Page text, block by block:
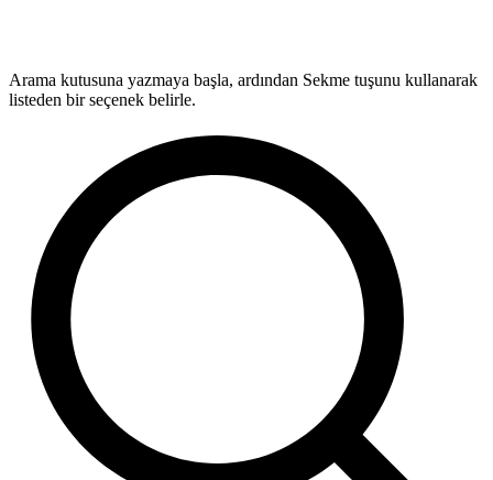
Arama kutusuna yazmaya başla, ardından Sekme tuşunu kullanarak
listeden bir seçenek belirle.